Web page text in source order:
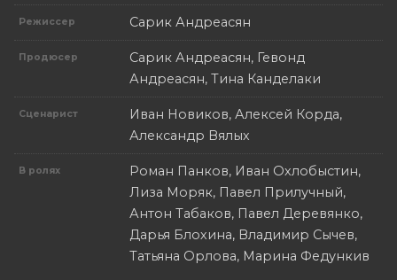
Режиссер Сарик Андреасян
Продюсер
Сарик Андреасян, Гевонд
Андреасян, Тина Канделаки
Сценарист
Иван Новиков, Алексей Корда,
Александр Вялых
В ролях
Роман Панков, Иван Охлобыстин,
Лиза Моряк, Павел Прилучный,
Антон Табаков, Павел Деревянко,
Дарья Блохина, Владимир Сычев,
Татьяна Орлова, Марина Федункив